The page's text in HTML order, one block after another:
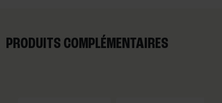
PRODUITS COMPLÉMENTAIRES